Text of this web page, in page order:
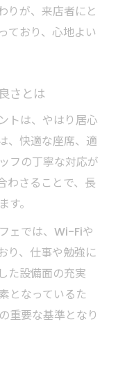
フェの魅力
ランチの魅力
すすめポイン
ごす贅沢時間
ランチ体験記
フェガイド
間を過ごす方
選び方ガイド
力を紹介
う癒しの時
工夫に注目
りが、来店者にと
ており、心地よい
さとは
トは、やはり居心
、快適な座席、適
フの丁寧な対応が
わさることで、長
。
ェでは、Wi-Fiや
り、仕事や勉強に
た設備面の充実
となっているた
重要な基準となり